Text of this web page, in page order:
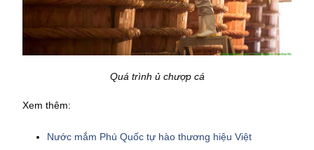
Quá trình ủ chượp cá
Xem thêm:
Nước mắm Phú Quốc tự hào thương hiệu Việt